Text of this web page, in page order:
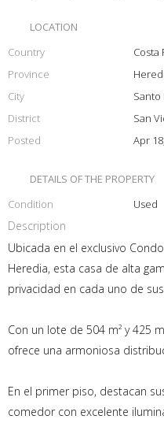
LOCATION
Country
Costa
Province
City
Santo
District
San
Posted
Apr
DETAILS OF THE PROPERTY
Condition
Used
Description
Ubicada en el exclusivo
Heredia, esta casa de alta
privacidad en cada uno de
Con un lote de 504 m² y 425
ofrece una armoniosa
En el primer piso, destacan
comedor con excelente